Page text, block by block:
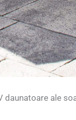
daunatoare ale